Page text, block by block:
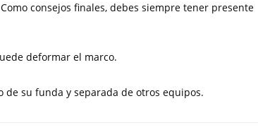
consejos finales, debes siempre tener presente
deformar el marco.
su funda y separada de otros equipos.